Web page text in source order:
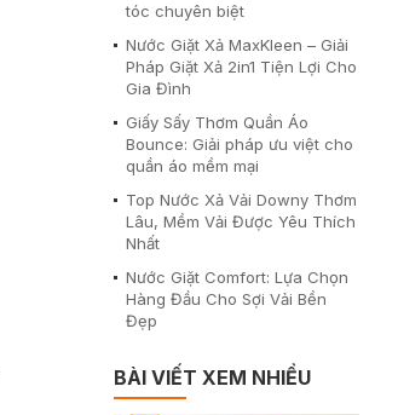
tóc chuyên biệt
Nước Giặt Xả MaxKleen – Giải
Pháp Giặt Xả 2in1 Tiện Lợi Cho
Gia Đình
Giấy Sấy Thơm Quần Áo
Bounce: Giải pháp ưu việt cho
quần áo mềm mại
Top Nước Xả Vải Downy Thơm
Lâu, Mềm Vải Được Yêu Thích
Nhất
Nước Giặt Comfort: Lựa Chọn
Hàng Đầu Cho Sợi Vải Bền
Đẹp
BÀI VIẾT XEM NHIỀU